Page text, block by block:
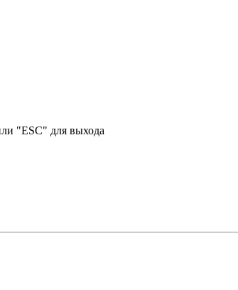
"ESC" для выхода